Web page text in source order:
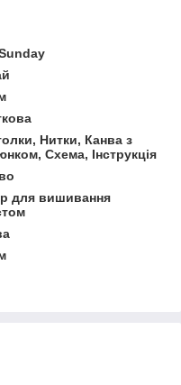
Нитки, Канва з
Схема, Інструкція
для вишивання